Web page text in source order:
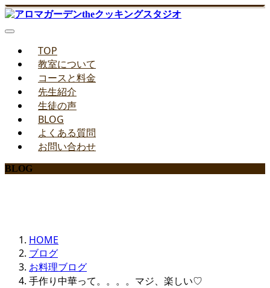
TOP
教室について
コースと料金
先生紹介
生徒の声
BLOG
よくある質問
お問い合わせ
BLOG
HOME
ブログ
お料理ブログ
手作り中華って。。。。マジ、楽しい♡